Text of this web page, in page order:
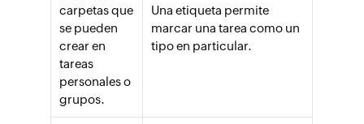
carpetas que
se pueden
crear en
tareas
personales o
grupos.
Una etiqueta permite
marcar una tarea como un
tipo en particular.